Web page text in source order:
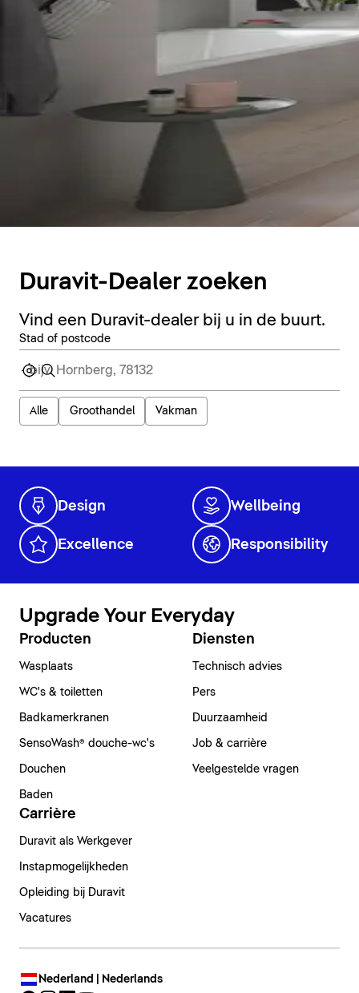
Duravit-Dealer zoeken
Vind een Duravit-dealer bij u in de buurt.
Stad of postcode
Alle Groothandel Vakman
Design Wellbeing
Excellence Responsibility
Upgrade Your Everyday
Producten
Wasplaats
WC's & toiletten
Badkamerkranen
SensoWash® douche-wc's
Douchen
Baden
Diensten
Technisch advies
Pers
Duurzaamheid
Job & carrière
Veelgestelde vragen
Carrière
Duravit als Werkgever
Instapmogelijkheden
Opleiding bij Duravit
Vacatures
Nederland | Nederlands